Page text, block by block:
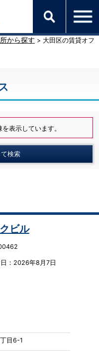
から探す > 大田区の賃貸オフ
を表示しています。
検索
ビル
：2026年8月7日
目6-1